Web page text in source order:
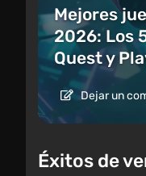
Mejores
2026: Los
Quest y
Dejar un
Éxitos de